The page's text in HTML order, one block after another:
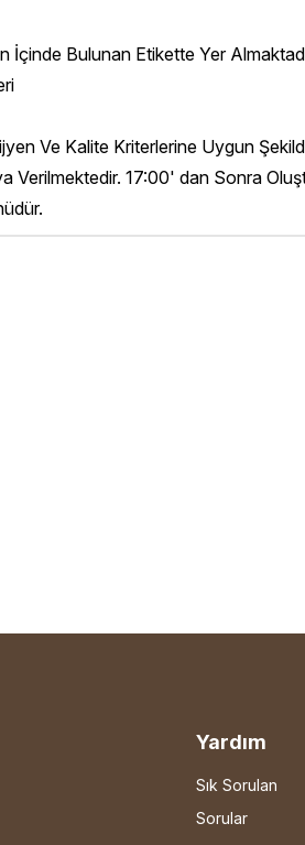
İçinde Bulunan Etikette Yer
Ve Kalite Kriterlerine Uygun
Verilmektedir. 17:00' dan Sonra
Yardım
Sık Sorulan
Sorular